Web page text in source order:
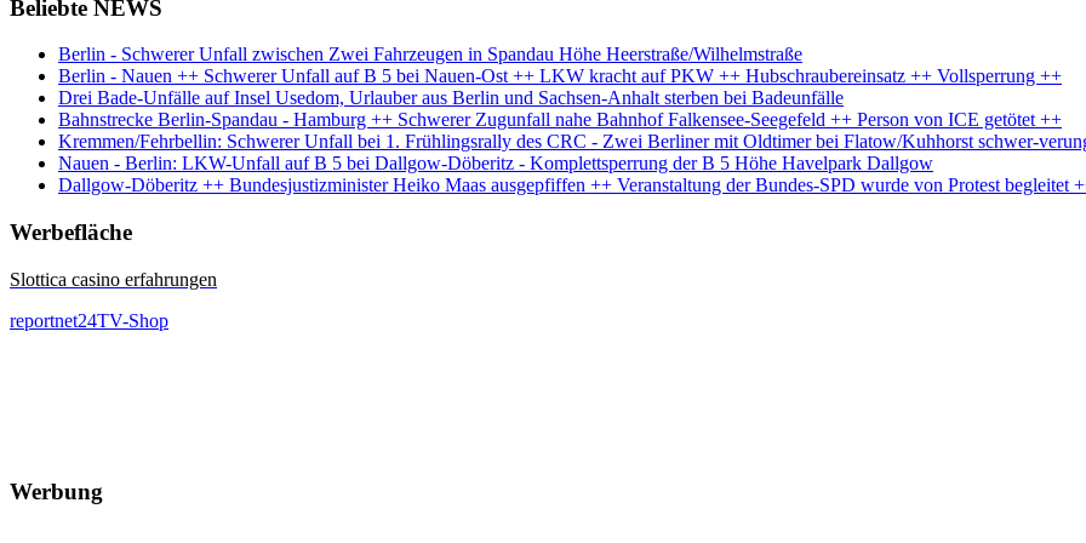
Beliebte NEWS
Berlin - Schwerer Unfall zwischen Zwei Fahrzeugen in Spandau Höhe Heerstraße/Wilhelmstraße
Berlin - Nauen ++ Schwerer Unfall auf B 5 bei Nauen-Ost ++ LKW kracht auf PKW ++ Hubschraubereinsatz ++ Vollsperrung ++
Drei Bade-Unfälle auf Insel Usedom, Urlauber aus Berlin und Sachsen-Anhalt sterben bei Badeunfälle
Bahnstrecke Berlin-Spandau - Hamburg ++ Schwerer Zugunfall nahe Bahnhof Falkensee-Seegefeld ++ Person von ICE getötet ++
Kremmen/Fehrbellin: Schwerer Unfall bei 1. Frühlingsrally des CRC - Zwei Berliner mit Oldtimer bei Flatow/Kuhhorst schwer-
Nauen - Berlin: LKW-Unfall auf B 5 bei Dallgow-Döberitz - Komplettsperrung der B 5 Höhe Havelpark Dallgow
Dallgow-Döberitz ++ Bundesjustizminister Heiko Maas ausgepfiffen ++ Veranstaltung der Bundes-SPD wurde von Protest begleitet
Werbefläche
Slottica casino erfahrungen
reportnet24TV-Shop
Werbung